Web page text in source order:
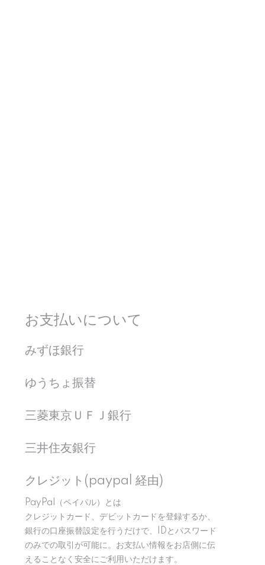
お支払いについて
みずほ銀行
ゆうちょ振替
三菱東京ＵＦＪ銀行
三井住友銀行
クレジット(paypal 経由)
PayPal（ペイパル）とは
クレジットカード、デビットカードを登録するか、
銀行の口座振替設定を行うだけで、IDとパスワード
のみでの取引が可能に。お支払い情報をお店側に伝
えることなく安全にご利用いただけます。